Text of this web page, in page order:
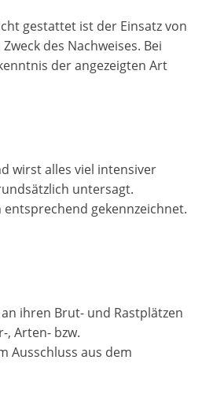
gestattet ist der Einsatz von
des Nachweises. Bei
der angezeigten Art
wirst alles viel intensiver
untersagt.
gekennzeichnet.
ihren Brut- und Rastplätzen
, Arten- bzw.
Ausschluss aus dem